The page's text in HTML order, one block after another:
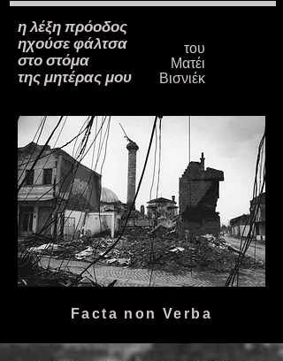
η λέξη πρόοδος
ηχούσε φάλτσα
στο στόμα
της μητέρας μου
του
Ματέι
Βισνιέκ
Facta non Verba